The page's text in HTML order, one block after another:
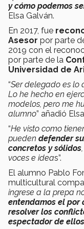
y cómo podemos
Elsa Galván.
En 2017, fue
Asesor por parte
2019 con el
por parte de la
Universidad de
“Ser delegado es lo
Lo he hecho en
modelos, pero me
alumno” añadió
“He visto como
pueden defender
concretos y sólidos
voces e ideas”.
El alumno Pablo
multicultural
ingrese a la prepa
entendamos el por
resolver los
espectador de ellos